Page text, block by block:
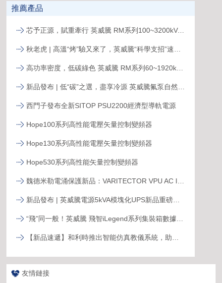
推薦產品
芯予正源，賦重牽行 英威騰 RM系列100~3200kVA模塊化UPS新品發布
西門子發布全新SITOP PSU2200經濟型導軌電源
Hope100系列高性能電壓矢量控制變頻器
Hope130系列高性能電壓矢量控制變頻器
Hope530系列高性能矢量控制變頻器
友情鏈接